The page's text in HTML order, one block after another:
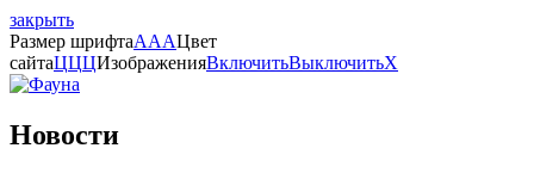
закрыть
Размер шрифтаAAAЦвет
сайтаЦЦЦИзображенияВключитьВыключитьX
Новости